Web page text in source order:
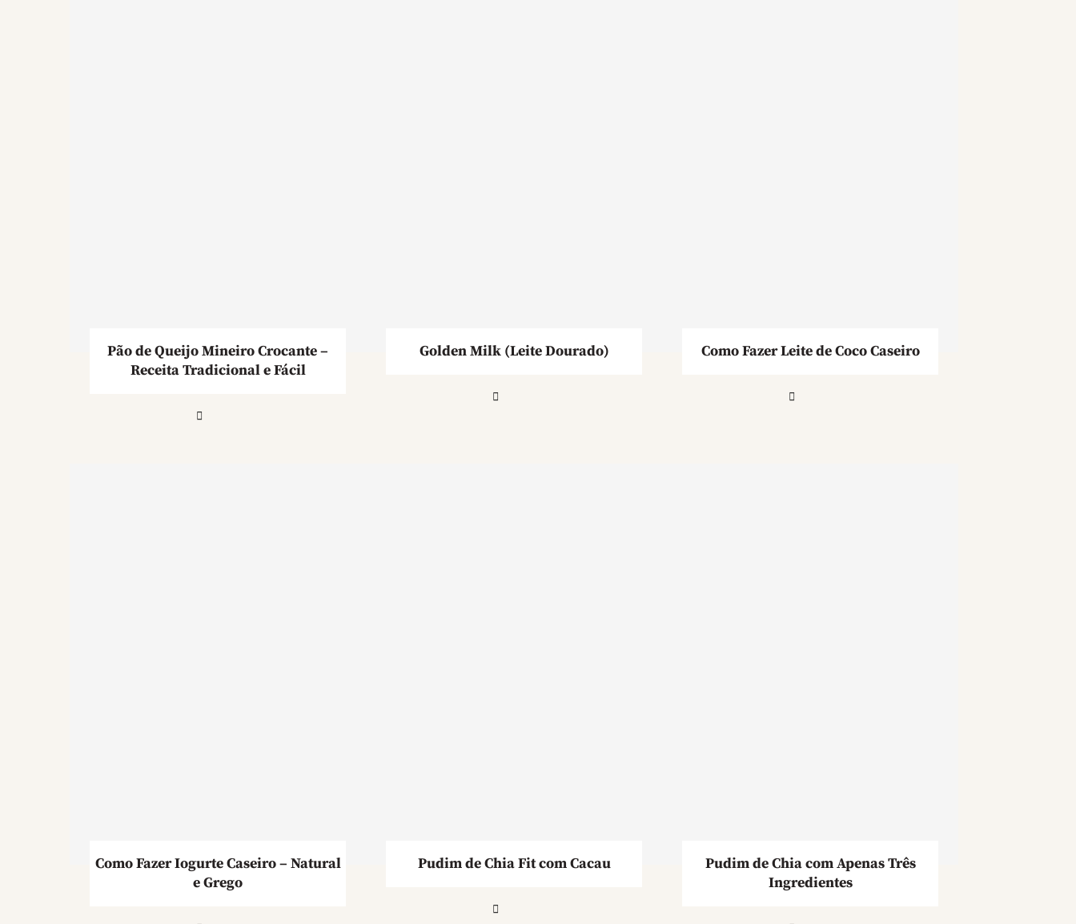
Pão de Queijo Mineiro Crocante –
Receita Tradicional e Fácil
Golden Milk (Leite Dourado) Como Fazer Leite de Coco Caseiro
Como Fazer Iogurte Caseiro – Natural
e Grego
Pudim de Chia Fit com Cacau
Pudim de Chia com Apenas Três
Ingredientes